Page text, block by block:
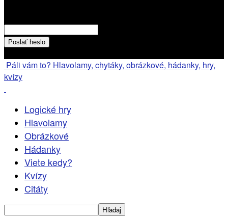
Páli vám to? Hlavolamy, chytáky, obrázkové, hádanky, hry,
kvízy
Logické hry
Hlavolamy
Obrázkové
Hádanky
Viete kedy?
Kvízy
Citáty